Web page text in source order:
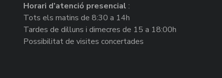
Horari d’atenció presencial :
Tots els matins de 8:30 a 14h
Tardes de dilluns i dimecres de 15 a 18:00h
Possibilitat de visites concertades